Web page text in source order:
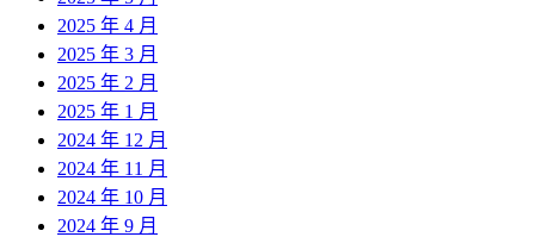
2025 年 4 月
2025 年 3 月
2025 年 2 月
2025 年 1 月
2024 年 12 月
2024 年 11 月
2024 年 10 月
2024 年 9 月